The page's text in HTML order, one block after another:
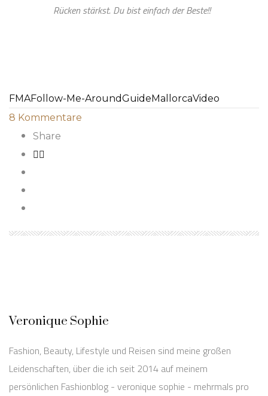
Rücken stärkst. Du bist einfach der Beste!!
FMAFollow-Me-AroundGuide MallorcaVideo
8 Kommentare
Share
Veronique Sophie
Fashion, Beauty, Lifestyle und Reisen sind meine großen
Leidenschaften, über die ich seit 2014 auf meinem
persönlichen Fashionblog - veronique sophie - mehrmals pro